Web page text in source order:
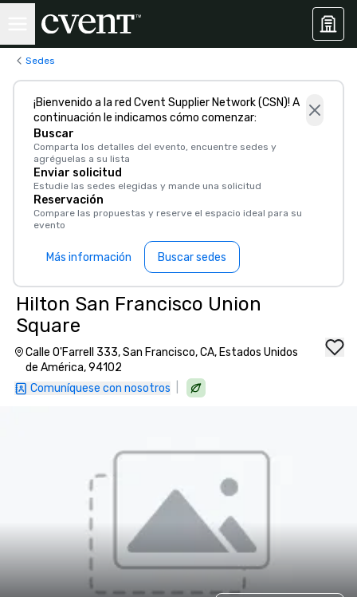
Sedes
¡Bienvenido a la red Cvent Supplier Network (CSN)! A
continuación le indicamos cómo comenzar:
Buscar
Comparta los detalles del evento, encuentre sedes y
agréguelas a su lista
Enviar solicitud
Estudie las sedes elegidas y mande una solicitud
Reservación
Compare las propuestas y reserve el espacio ideal para su
evento
Más información Buscar sedes
Hilton San Francisco Union
Square
Calle O'Farrell 333, San Francisco, CA, Estados Unidos
de América, 94102
Comuníquese con nosotros